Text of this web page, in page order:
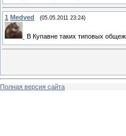
1 Medved (05.05.2011 23:24)
В Купавне таких типовых
Полная версия сайта